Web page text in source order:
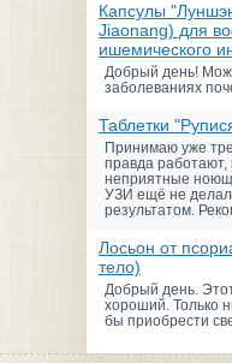
Капсулы
Jiaonang) для
ишемического
Добрый день!
заболеваниях
Таблетки
Принимаю уже
правда работают,
неприятные
УЗИ ещё не
результатом.
Лосьон от
тело)
Добрый день.
хороший. Только
бы приобрести